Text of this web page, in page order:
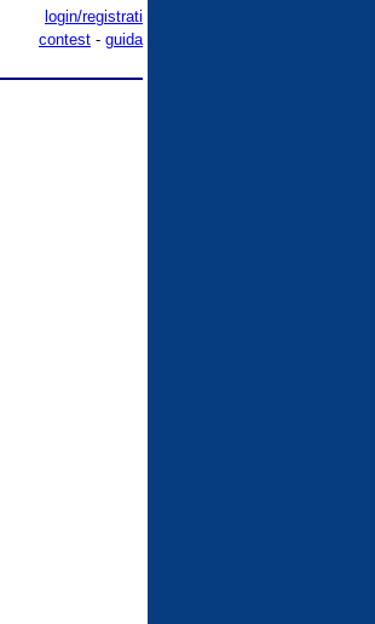
login/registrati
contest - guida